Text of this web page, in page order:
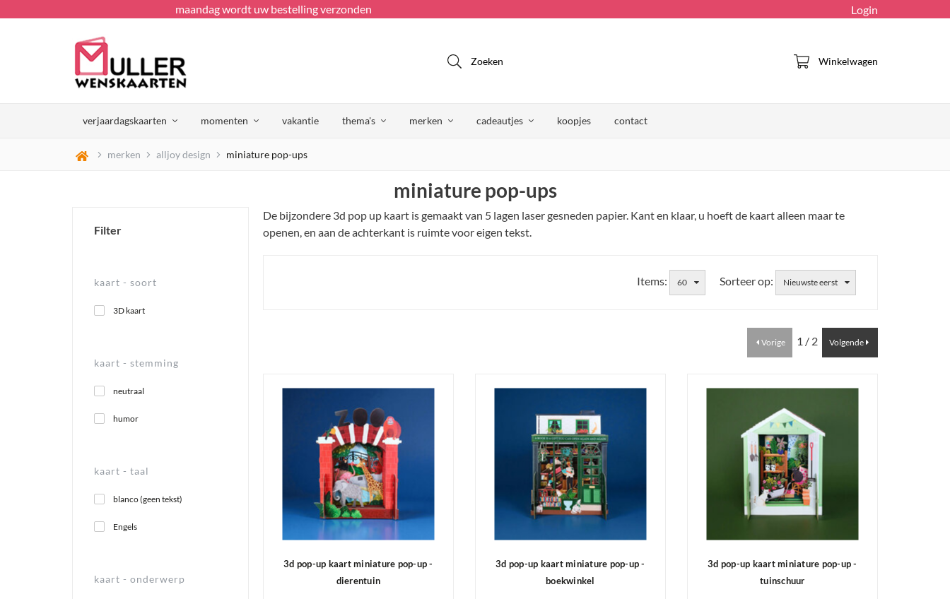
maandag wordt uw bestelling verzonden Login
Zoeken Winkelwagen
verjaardagskaarten momenten vakantie thema's merken cadeautjes koopjes contact
merken alljoy design miniature pop-ups
miniature pop-ups
Filter
kaart - soort
3D kaart
kaart - stemming
neutraal
humor
kaart - taal
blanco (geen tekst)
Engels
kaart - onderwerp
De bijzondere 3d pop up kaart is gemaakt van 5 lagen laser gesneden papier. Kant en klaar, u hoeft de kaart alleen maar te
openen, en aan de achterkant is ruimte voor eigen tekst.
Sorteer op: Nieuwste eerst
Items: 60
Vorige 1 / 2 Volgende
3d pop-up kaart miniature pop-up -
dierentuin
3d pop-up kaart miniature pop-up -
boekwinkel
3d pop-up kaart miniature pop-up -
tuinschuur